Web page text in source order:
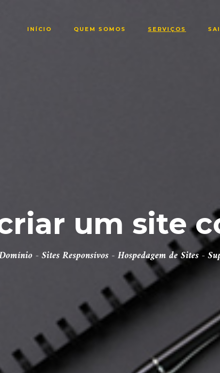
INÍCIO QUEM SOMOS SERVIÇOS
um site
- Sites Responsívos - Hospedagem de Sites -